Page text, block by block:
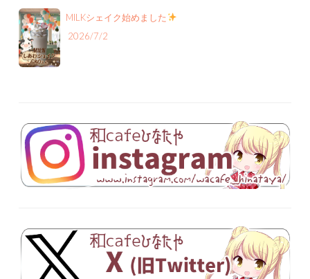
MILKシェイク始めました
2026/7/2